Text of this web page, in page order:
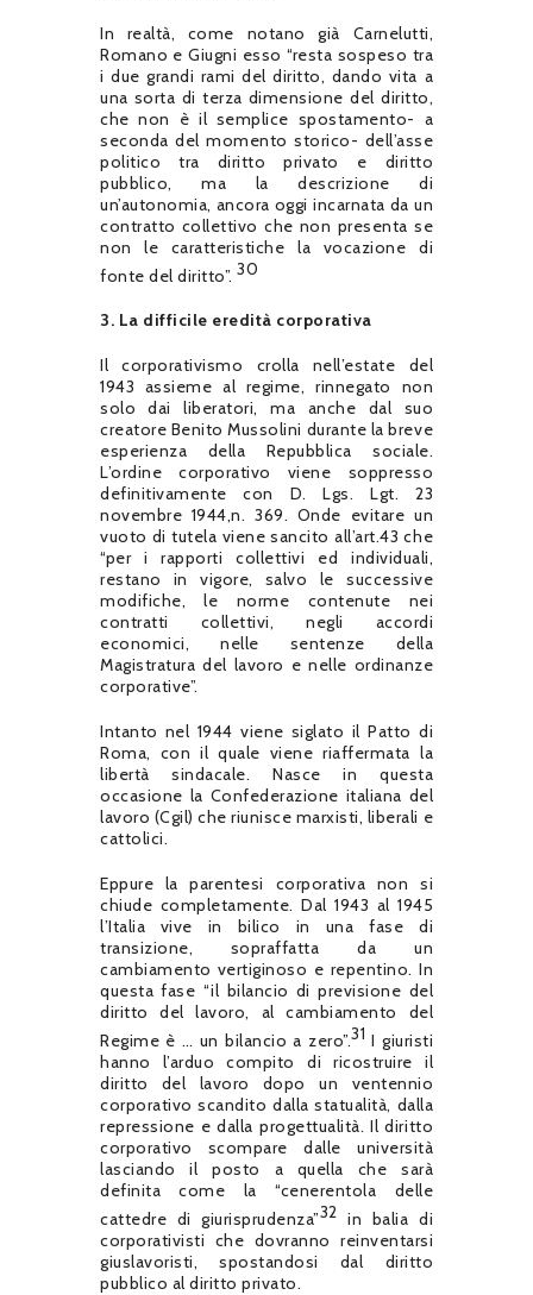
In realtà, come notano già Carnelutti,
Romano e Giugni esso “resta sospeso tra
i due grandi rami del diritto, dando vita a
una sorta di terza dimensione del diritto,
che non è il semplice spostamento- a
seconda del momento storico- dell’asse
politico tra diritto privato e diritto
pubblico, ma la descrizione di
un’autonomia, ancora oggi incarnata da un
contratto collettivo che non presenta se
non le caratteristiche la vocazione di
fonte del diritto”. 30
3. La difficile eredità corporativa
Il corporativismo crolla nell’estate del
1943 assieme al regime, rinnegato non
solo dai liberatori, ma anche dal suo
creatore Benito Mussolini durante la breve
esperienza della Repubblica sociale.
L’ordine corporativo viene soppresso
definitivamente con D. Lgs. Lgt. 23
novembre 1944,n. 369. Onde evitare un
vuoto di tutela viene sancito all’art.43 che
“per i rapporti collettivi ed individuali,
restano in vigore, salvo le successive
modifiche, le norme contenute nei
contratti collettivi, negli accordi
economici, nelle sentenze della
Magistratura del lavoro e nelle ordinanze
corporative”.
Intanto nel 1944 viene siglato il Patto di
Roma, con il quale viene riaffermata la
libertà sindacale. Nasce in questa
occasione la Confederazione italiana del
lavoro (Cgil) che riunisce marxisti, liberali e
cattolici.
Eppure la parentesi corporativa non si
chiude completamente. Dal 1943 al 1945
l’Italia vive in bilico in una fase di
transizione, sopraffatta da un
cambiamento vertiginoso e repentino. In
questa fase “il bilancio di previsione del
diritto del lavoro, al cambiamento del
Regime è … un bilancio a zero”.31 I giuristi
hanno l’arduo compito di ricostruire il
diritto del lavoro dopo un ventennio
corporativo scandito dalla statualità, dalla
repressione e dalla progettualità. Il diritto
corporativo scompare dalle università
lasciando il posto a quella che sarà
definita come la “cenerentola delle
cattedre di giurisprudenza”32 in balia di
corporativisti che dovranno reinventarsi
giuslavoristi, spostandosi dal diritto
pubblico al diritto privato.